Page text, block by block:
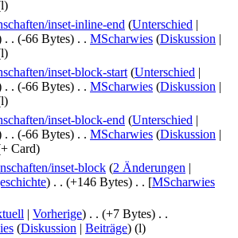
inset-inline-end ‎ (Unterschied |
. . (-66 Bytes) . . MScharwies (Diskussion |
inset-block-start ‎ (Unterschied |
. . (-66 Bytes) . . MScharwies (Diskussion |
inset-block-end ‎ (Unterschied |
. . (-66 Bytes) . . MScharwies (Diskussion |
Card)
inset-block ‎‎ (2 Änderungen |
) . . (+146 Bytes) . . [MScharwies
| Vorherige) . . (+7 Bytes) . .
(Diskussion | Beiträge) (l)